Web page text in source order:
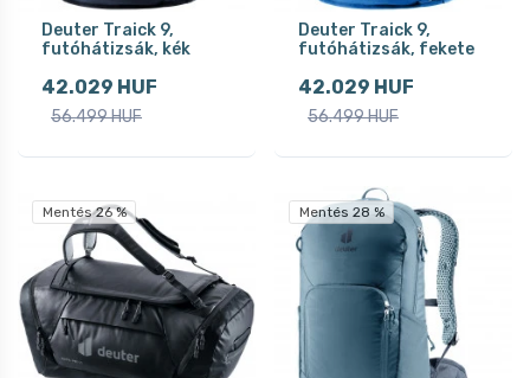
Deuter Traick 9,
futóhátizsák, kék
42.029 HUF
56.499 HUF
Deuter Traick 9,
futóhátizsák, fekete
42.029 HUF
56.499 HUF
Mentés 26 % Mentés 28 %